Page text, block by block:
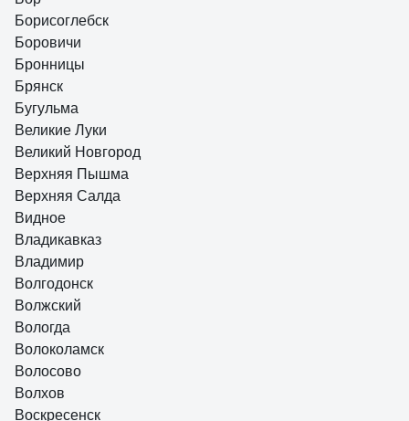
Борисоглебск
Боровичи
Бронницы
Брянск
Бугульма
Великие Луки
Великий Новгород
Верхняя Пышма
Верхняя Салда
Видное
Владикавказ
Владимир
Волгодонск
Волжский
Вологда
Волоколамск
Волосово
Волхов
Воскресенск